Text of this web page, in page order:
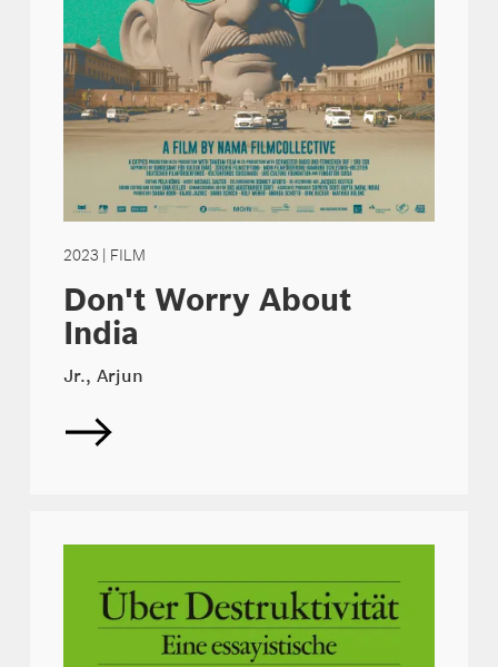
2023 | FILM
Don't Worry About
India
Jr., Arjun